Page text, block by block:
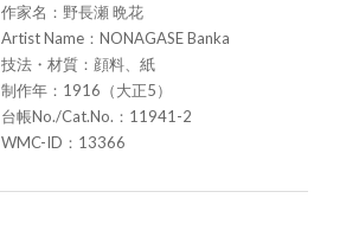
作家名：野長瀬 晩花
Artist Name：NONAGASE Banka
技法・材質：顔料、紙
制作年：1916（大正5）
台帳No./Cat.No.：11941-2
WMC-ID：13366